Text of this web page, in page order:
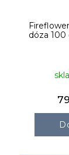
dóza 100